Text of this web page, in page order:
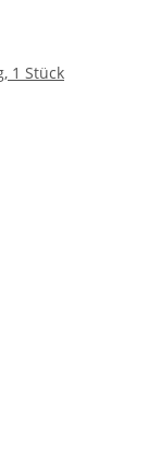
1 Stück